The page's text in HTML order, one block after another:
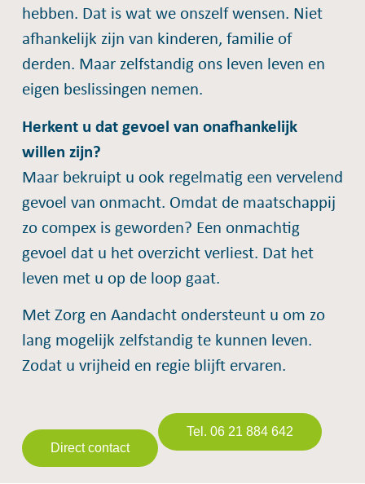
hebben. Dat is wat we onszelf wensen. Niet
afhankelijk zijn van kinderen, familie of
derden. Maar zelfstandig ons leven leven en
eigen beslissingen nemen.
Herkent u dat gevoel van onafhankelijk
willen zijn?
Maar bekruipt u ook regelmatig een vervelend
gevoel van onmacht. Omdat de maatschappij
zo compex is geworden? Een onmachtig
gevoel dat u het overzicht verliest. Dat het
leven met u op de loop gaat.
Met Zorg en Aandacht ondersteunt u om zo
lang mogelijk zelfstandig te kunnen leven.
Zodat u vrijheid en regie blijft ervaren.
Direct contact
Tel. 06 21 884 642